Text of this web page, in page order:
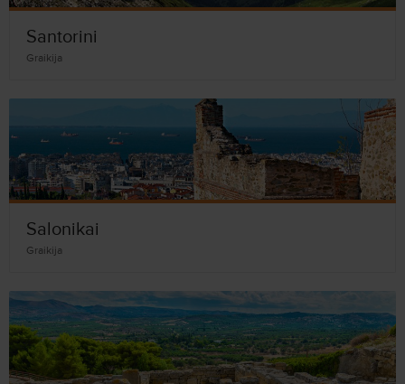
Santorini
Graikija
Salonikai
Graikija